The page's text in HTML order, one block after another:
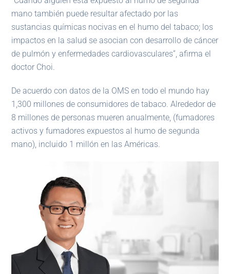
mano también puede resultar afectado por las
sustancias químicas nocivas en el humo del tabaco; los
impactos en la salud se asocian con desarrollo de cáncer
de pulmón y enfermedades cardiovasculares”, afirma el
doctor Choi.
De acuerdo con datos de la OMS en todo el mundo hay
1,300 millones de consumidores de tabaco. Alrededor de
8 millones de personas mueren anualmente, (fumadores
activos y fumadores expuestos al humo de segunda
mano), incluido 1 millón en las Américas.